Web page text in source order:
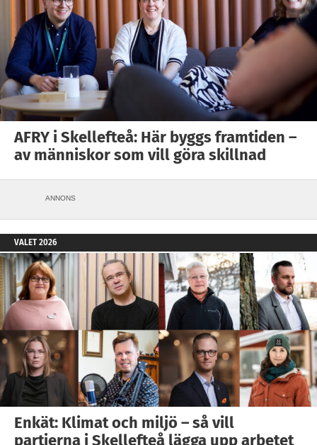
AFRY i Skellefteå: Här byggs framtiden –
av människor som vill göra skillnad
ANNONS
VALET 2026
Enkät: Klimat och miljö – så vill
partierna i Skellefteå lägga upp arbetet